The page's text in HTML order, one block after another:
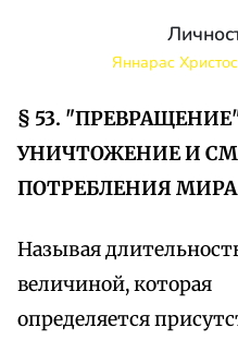
Яннарас Христос
§ 53.
УНИЧТОЖЕНИЕ И
ПОТРЕБЛЕНИЯ МИРА
Называя
величиной, которая
определяется